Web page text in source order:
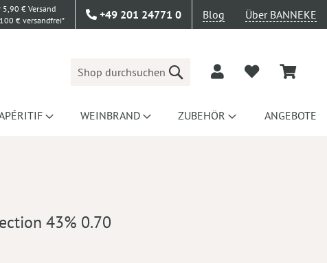
5,90 € Versand
€ versandfrei*
+49 201 24771 0 Blog Über BANNEKE
Suche
WEINBRAND ZUBEHÖR ANGEBOTE
43% 0.70